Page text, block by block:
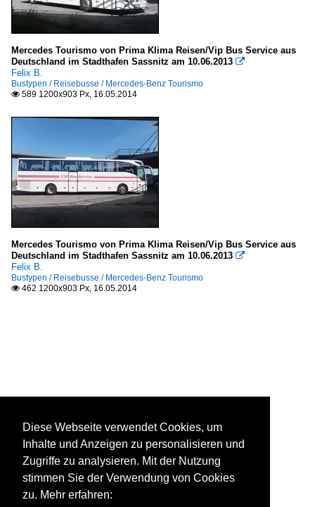
Mercedes Tourismo von Prima Klima Reisen/Vip Bus Service aus
Deutschland im Stadthafen Sassnitz am 10.06.2013 
Felix B.
Bustypen / Reisebusse / Mercedes-Benz Tourismo
 589 1200x903 Px, 16.05.2014
Mercedes Tourismo von Prima Klima Reisen/Vip Bus Service aus
Deutschland im Stadthafen Sassnitz am 10.06.2013 
Felix B.
Bustypen / Reisebusse / Mercedes-Benz Tourismo
 462 1200x903 Px, 16.05.2014
Diese Webseite verwendet Cookies, um
Inhalte und Anzeigen zu personalisieren und
Zugriffe zu analysieren. Mit der Nutzung
stimmen Sie der Verwendung von Cookies
zu. Mehr erfahren: